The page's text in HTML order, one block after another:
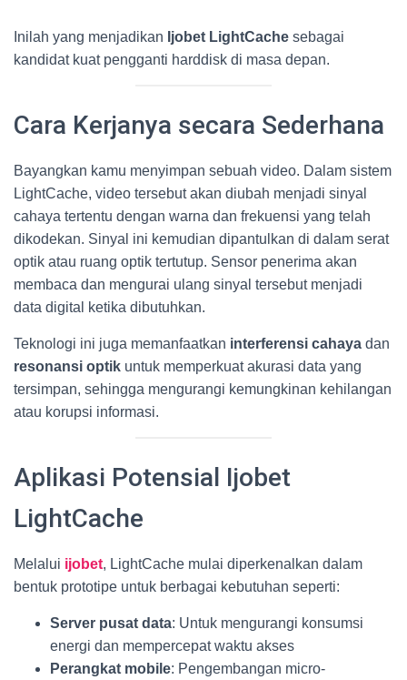
Inilah yang menjadikan Ijobet LightCache sebagai
kandidat kuat pengganti harddisk di masa depan.
Cara Kerjanya secara Sederhana
Bayangkan kamu menyimpan sebuah video. Dalam sistem
LightCache, video tersebut akan diubah menjadi sinyal
cahaya tertentu dengan warna dan frekuensi yang telah
dikodekan. Sinyal ini kemudian dipantulkan di dalam serat
optik atau ruang optik tertutup. Sensor penerima akan
membaca dan mengurai ulang sinyal tersebut menjadi
data digital ketika dibutuhkan.
Teknologi ini juga memanfaatkan interferensi cahaya dan
resonansi optik untuk memperkuat akurasi data yang
tersimpan, sehingga mengurangi kemungkinan kehilangan
atau korupsi informasi.
Aplikasi Potensial Ijobet
LightCache
Melalui ijobet, LightCache mulai diperkenalkan dalam
bentuk prototipe untuk berbagai kebutuhan seperti:
Server pusat data: Untuk mengurangi konsumsi
energi dan mempercepat waktu akses
Perangkat mobile: Pengembangan micro-